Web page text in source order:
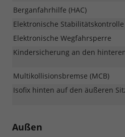
Berganfahrhilfe (HAC)
Elektronische Stabilitätskontrolle
Elektronische Wegfahrsperre
Kindersicherung an den
Multikollisionsbremse (MCB)
Isofix hinten auf den äußeren
Außen